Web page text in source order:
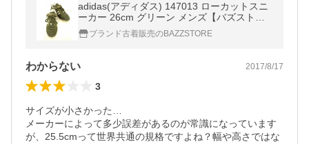
adidas(アディダス) 147013 ローカットスニ
ーカー 26cm グリーン メンズ【バズストア
古着】【中古】 【270717】
ブランド古着販売のBAZZSTORE
わからない 2017/8/17
3
サイズが小さかった…
メーカーによって多少誤差があるのが常識になっています
が、25.5cmって世界共通の規格ですよね？幅や高さではな